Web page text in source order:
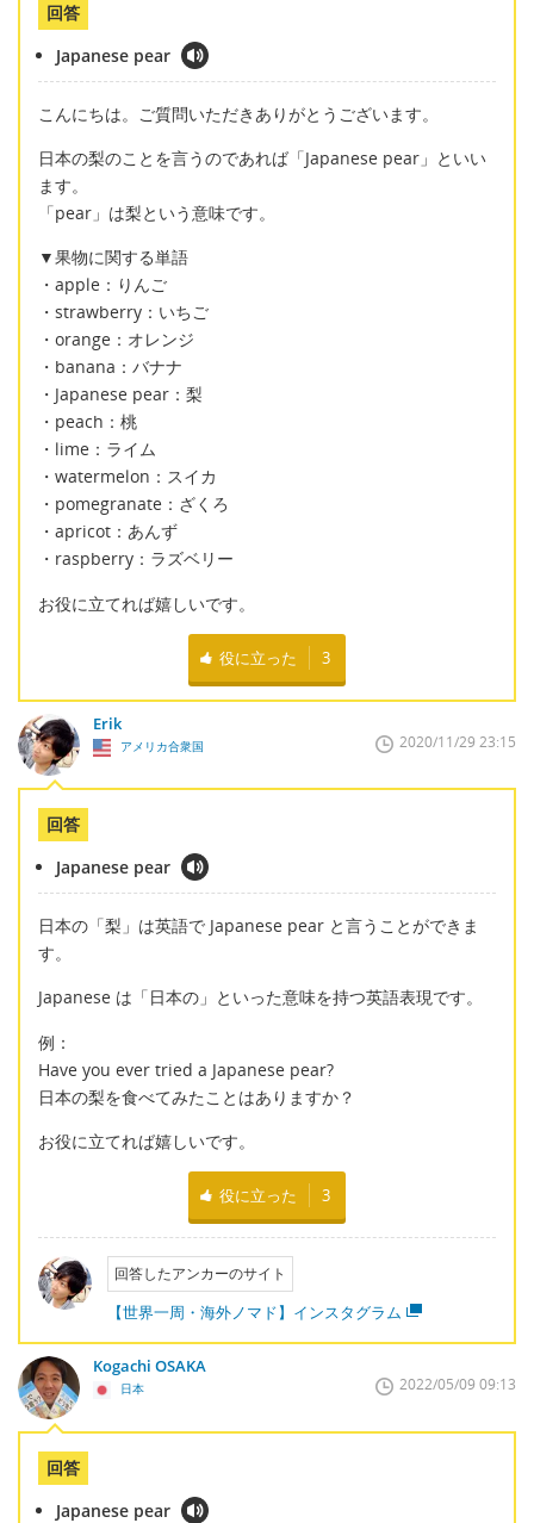
回答
Japanese pear
こんにちは。ご質問いただきありがとうございます。
日本の梨のことを言うのであれば「Japanese pear」といい
ます。
「pear」は梨という意味です。
▼果物に関する単語
・apple：りんご
・strawberry：いちご
・orange：オレンジ
・banana：バナナ
・Japanese pear：梨
・peach：桃
・lime：ライム
・watermelon：スイカ
・pomegranate：ざくろ
・apricot：あんず
・raspberry：ラズベリー
お役に立てれば嬉しいです。
役に立った 3
Erik
アメリカ合衆国 2020/11/29 23:15
回答
Japanese pear
日本の「梨」は英語で Japanese pear と言うことができま
す。
Japanese は「日本の」といった意味を持つ英語表現です。
例：
Have you ever tried a Japanese pear?
日本の梨を食べてみたことはありますか？
お役に立てれば嬉しいです。
役に立った 3
回答したアンカーのサイト
【世界一周・海外ノマド】インスタグラム
Kogachi OSAKA
日本 2022/05/09 09:13
回答
Japanese pear